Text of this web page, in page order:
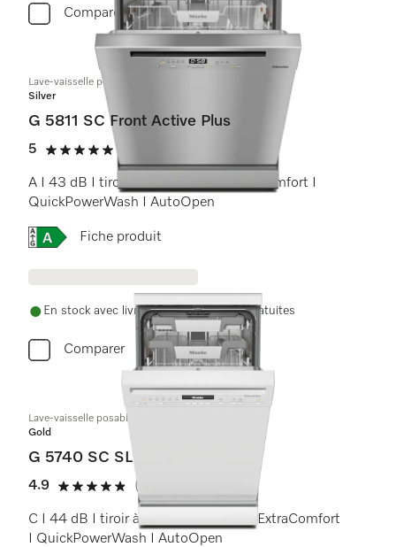
Comparer
Lave-vaisselle posable
Silver
G 5811 SC Front Active Plus
5
5 étoiles sur 5
A I 43 dB I tiroir à couverts I paniers Comfort I
QuickPowerWash I AutoOpen
Online Label Flag, Etiquette énergétique
Fiche produit
En stock avec livraison et installation gratuites
Comparer
Lave-vaisselle posable 45 cm
Gold
G 5740 SC SL
4.9
4.9 étoiles sur 5
(8 Avis)
C I 44 dB I tiroir à couverts I paniers ExtraComfort
I QuickPowerWash I AutoOpen